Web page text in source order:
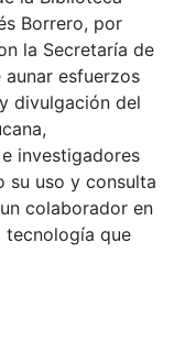
y Fílmico del
la Biblioteca
Borrero, por
la Secretaría de
esfuerzos
divulgación del
investigadores
uso y consulta
colaborador en
que